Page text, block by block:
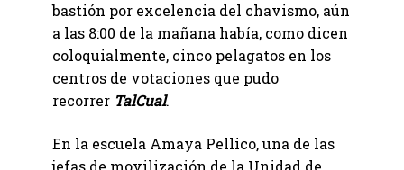
bastión por excelencia del chavismo, aún
a las 8:00 de la mañana había, como dicen
coloquialmente, cinco pelagatos en los
centros de votaciones que pudo
recorrer TalCual.
En la escuela Amaya Pellico, una de las
jefas de movilización de la Unidad de